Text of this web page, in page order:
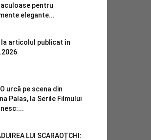
pentru
elegante...
la articolul publicat în
urcă pe scena din
Palas, la Serile Filmului
LUI SCARAOȚCHI: